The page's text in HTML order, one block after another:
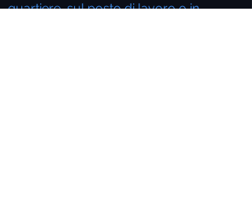
quartiere, sul posto di lavoro o in